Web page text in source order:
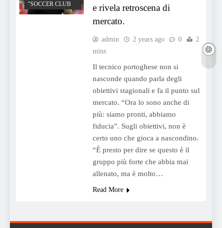
"SOCCER CLUB
e rivela retroscena di
mercato.
admin 2 years ago 0
2
mins
Il tecnico portoghese non si
nasconde quando parla degli
obiettivi stagionali e fa il punto sul
mercato. “Ora lo sono anche di
più: siamo pronti, abbiamo
fiducia”. Sugli obiettivi, non è
certo uno che gioca a nascondino.
“È presto per dire se questo è il
gruppo più forte che abbia mai
allenato, ma è molto…
Read More